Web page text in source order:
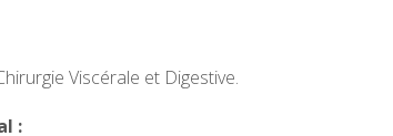
Viscérale et Digestive.
: